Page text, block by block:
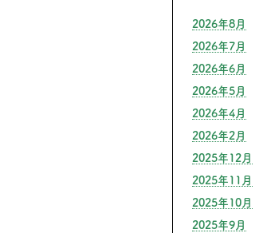
2026年8月
2026年7月
2026年6月
2026年5月
2026年4月
2026年2月
2025年12月
2025年11月
2025年10月
2025年9月